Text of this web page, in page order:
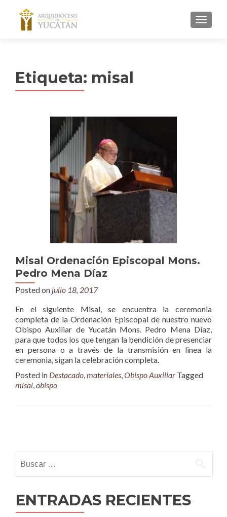
MENU
Etiqueta: misal
Misal Ordenación Episcopal Mons.
Pedro Mena Díaz
Posted on julio 18, 2017
En el siguiente Misal, se encuentra la ceremonia
completa de la Ordenación Episcopal de nuestro nuevo
Obispo Auxiliar de Yucatán Mons. Pedro Mena Díaz,
para que todos los que tengan la bendición de presenciar
en persona o a través de la transmisión en linea la
ceremonia, sigan la celebración completa.
Posted in Destacado,materiales,Obispo Auxiliar Tagged
misal,obispo
navigation
ENTRADAS RECIENTES